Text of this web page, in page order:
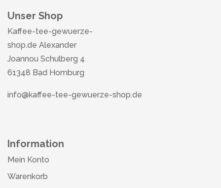
Unser Shop
Kaffee-tee-gewuerze-
shop.de Alexander
Joannou Schulberg 4
61348 Bad Homburg
info@kaffee-tee-gewuerze-shop.de
Information
Mein Konto
Warenkorb